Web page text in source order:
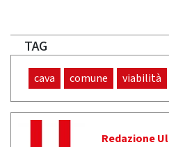
TAG
cava comune viabilità
Redazione